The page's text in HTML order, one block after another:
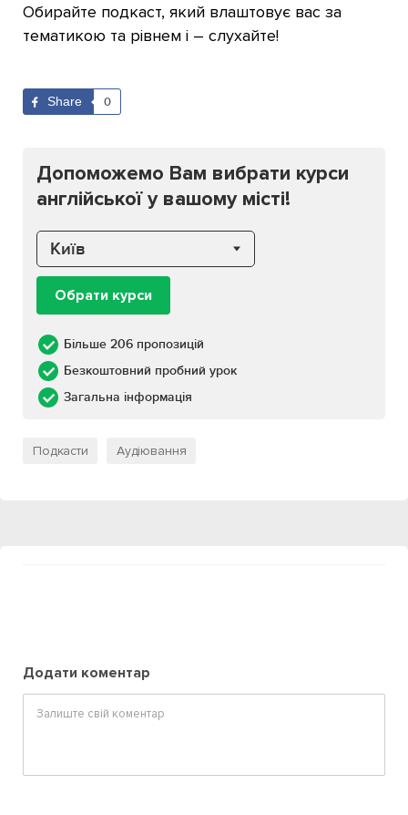
Обирайте подкаст, який влаштовує вас за
тематикою та рівнем і – слухайте!
Share 0
Допоможемо Вам вибрати курси
англійської у вашому місті!
Київ
Обрати курси
Більше 206 пропозицій
Безкоштовний пробний урок
Загальна інформація
Подкасти Аудіювання
Додати коментар